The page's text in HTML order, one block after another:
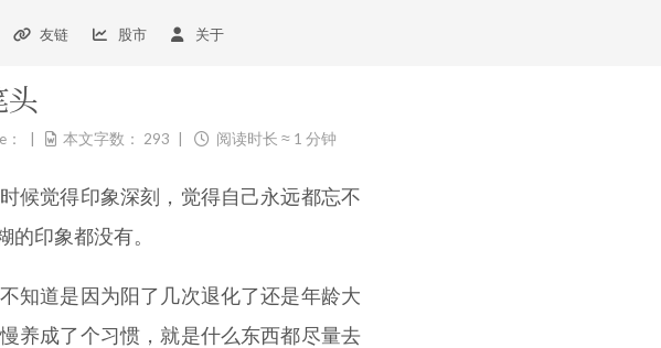
友链 股市 关于
本文字数： 293 阅读时长 ≈ 1 分钟
候觉得印象深刻，觉得自己永远都忘不
印象都没有。
知道是因为阳了几次退化了还是年龄大
养成了个习惯，就是什么东西都尽量去